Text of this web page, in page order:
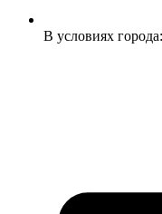
В условиях города: